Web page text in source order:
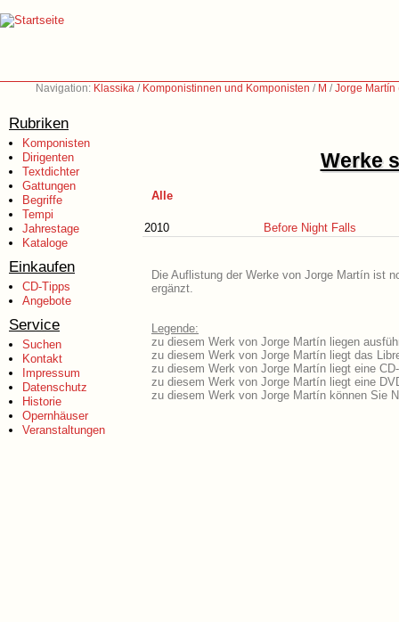
Navigation: Klassika / Komponistinnen und Komponisten / M /Jorge Martín
Rubriken
Komponisten
Dirigenten
Textdichter
Gattungen
Begriffe
Tempi
Jahrestage
Kataloge
Einkaufen
CD-Tipps
Angebote
Service
Suchen
Kontakt
Impressum
Datenschutz
Historie
Opernhäuser
Veranstaltungen
Werke
Alle
2010 Before Night Falls
Die Auflistung der Werke von Jorge Martín ist
ergänzt.
Legende:
zu diesem Werk von Jorge Martín liegen
zu diesem Werk von Jorge Martín liegt das
zu diesem Werk von Jorge Martín liegt eine
zu diesem Werk von Jorge Martín liegt eine
zu diesem Werk von Jorge Martín können Sie